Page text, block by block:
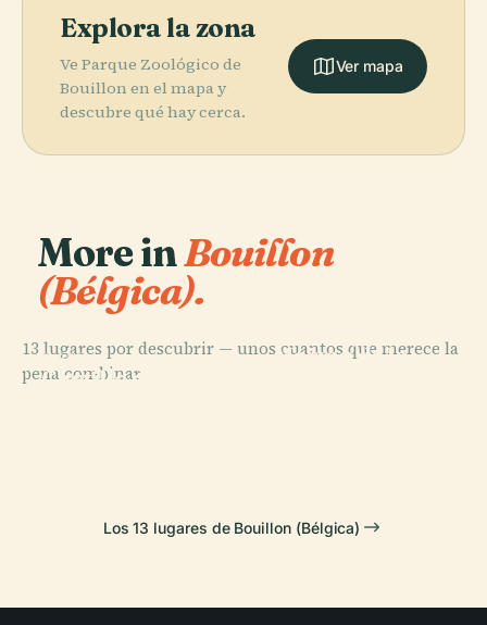
Explora la zona
Ve Parque Zoológico de
Bouillon en el mapa y
descubre qué hay cerca.
Ver mapa
More inBouillon
(Bélgica).
13 lugares por descubrir — unos cuantos que merece la
pena combinar.
PLACE
Castillo de
Maison de la
Los 13 lugares de Bouillon (Bélgica)